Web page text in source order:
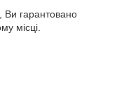
Ви гарантовано
місці.